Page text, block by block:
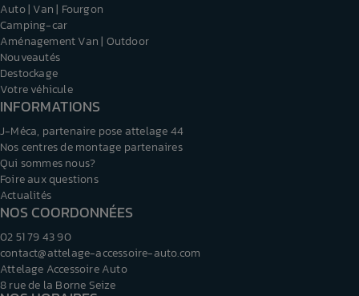
Auto | Van | Fourgon
Camping-car
Aménagement Van | Outdoor
Nouveautés
Destockage
Votre véhicule
INFORMATIONS
J-Méca, partenaire pose attelage 44
Nos centres de montage partenaires
Qui sommes nous?
Foire aux questions
Actualités
NOS COORDONNÉES
02 51 79 43 90
contact@attelage-accessoire-auto.com
Attelage Accessoire Auto
8 rue de la Borne Seize